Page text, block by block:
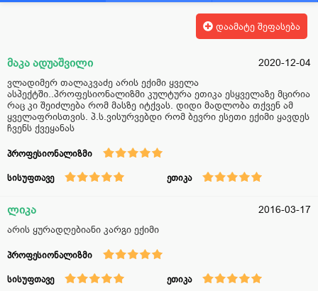
დაამატე შეფასება
მაკა ადუაშვილი
2020-12-04
ვლადიმერ თალაკვაძე არის ექიმი ყველა
ასპექტში..პროფესიონალიზმი კულტურა ეთიკა ესყველაზე მცირია
რაც კი შეიძლება რომ მასზე იტქვას. დიდი მადლობა თქვენ ამ
ყველაფრისთვის. პ.ს.ვისურვებდი რომ ბევრი ესეთი ექიმი ყავდეს
ჩვენს ქვეყანას
პროფესიონალიზმი
სისუფთავე ეთიკა
ლიკა
2016-03-17
არის ყურადღებიანი კარგი ექიმი
პროფესიონალიზმი
სისუფთავე ეთიკა